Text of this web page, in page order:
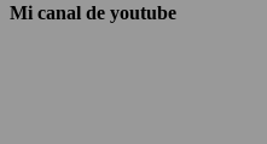
Mi canal de youtube